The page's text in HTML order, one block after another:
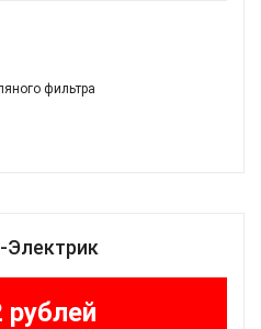
фильтра
Электрик
рублей